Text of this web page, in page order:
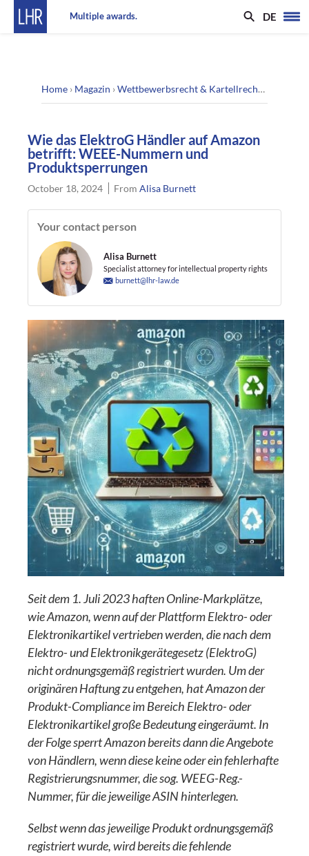
Multiple awards. DE
Home › Magazin ›Wettbewerbsrecht & Kartellrecht ›
Wie das ElektroG Händler auf Amazon
betrifft: WEEE-Nummern und
Produktsperrungen
October 18, 2024 FromAlisa Burnett
Your contact person
Alisa Burnett
Specialist attorney for intellectual property rights
burnett@lhr-law.de
Seit dem 1. Juli 2023 haften Online-Markplätze,
wie Amazon, wenn auf der Plattform Elektro- oder
Elektronikartikel vertrieben werden, die nach dem
Elektro- und Elektronikgerätegesetz (ElektroG)
nicht ordnungsgemäß registriert wurden. Um der
originären Haftung zu entgehen, hat Amazon der
Produkt-Compliance im Bereich Elektro- oder
Elektronikartikel große Bedeutung eingeräumt. In
der Folge sperrt Amazon bereits dann die Angebote
von Händlern, wenn diese keine oder ein fehlerhafte
Registrierungsnummer, die sog. WEEG-Reg.-
Nummer, für die jeweilige ASIN hinterlegen.
Selbst wenn das jeweilige Produkt ordnungsgemäß
registriert wurde, wird bereits die fehlende